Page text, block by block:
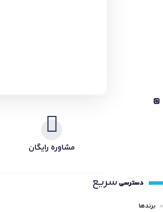
مشاوره رایگان
دسترسی سریع
برندها